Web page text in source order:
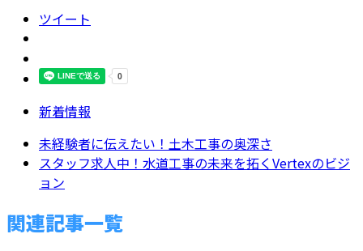
ツイート
新着情報
未経験者に伝えたい！土木工事の奥深さ
スタッフ求人中！水道工事の未来を拓くVertexのビジ
ョン
関連記事一覧